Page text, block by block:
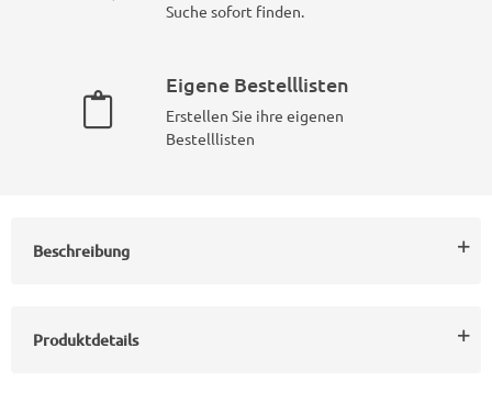
Suche sofort finden.
Eigene Bestelllisten
Erstellen Sie ihre eigenen
Bestelllisten
Beschreibung
Produktdetails